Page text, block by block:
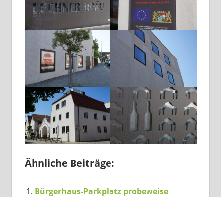
Ähnliche Beiträge:
Bürgerhaus-Parkplatz probeweise